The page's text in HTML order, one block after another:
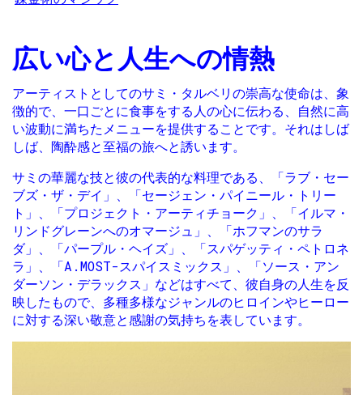
広い心と人生への情熱
アーティストとしてのサミ・タルベリの崇高な使命は、象
徴的で、一口ごとに食事をする人の心に伝わる、自然に高
い波動に満ちたメニューを提供することです。それはしば
しば、陶酔感と至福の旅へと誘います。
サミの華麗な技と彼の代表的な料理である、「ラブ・セー
ブズ・ザ・デイ」、「セージェン・パイニール・トリー
ト」、「プロジェクト・アーティチョーク」、「イルマ・
リンドグレーンへのオマージュ」、「ホフマンのサラ
ダ」、「パープル・ヘイズ」、「スパゲッティ・ペトロネ
ラ」、「A.MOST-スパイスミックス」、「ソース・アン
ダーソン・デラックス」などはすべて、彼自身の人生を反
映したもので、多種多様なジャンルのヒロインやヒーロー
に対する深い敬意と感謝の気持ちを表しています。